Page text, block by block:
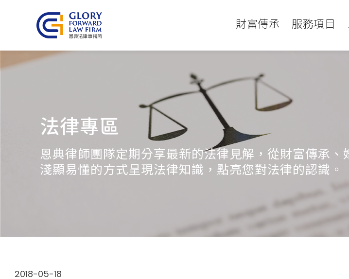
財富傳承 服務項目
法律專區
恩典律師團隊定期分享最新的法律見解，從財富傳承
淺顯易懂的方式呈現法律知識，點亮您對法律的認識。
2018-05-18